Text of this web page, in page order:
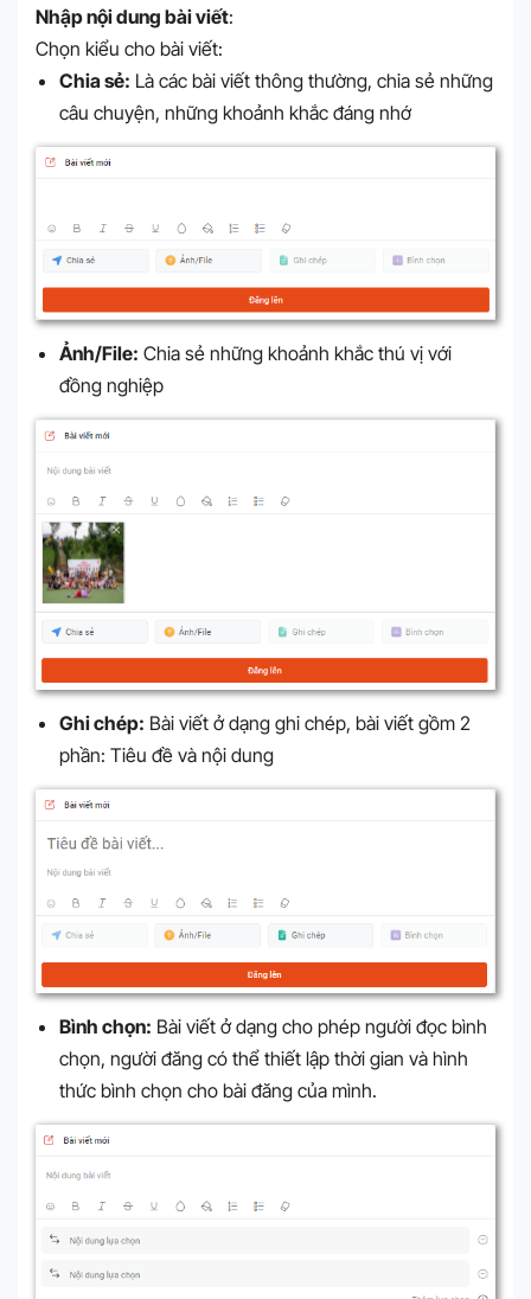
Nhập nội dung bài viết:
Chọn kiểu cho bài viết:
Chia sẻ: Là các bài viết thông thường, chia sẻ những
câu chuyện, những khoảnh khắc đáng nhớ
Ảnh/File: Chia sẻ những khoảnh khắc thú vị với
đồng nghiệp
Ghi chép: Bài viết ở dạng ghi chép, bài viết gồm 2
phần: Tiêu đề và nội dung
Bình chọn: Bài viết ở dạng cho phép người đọc bình
chọn, người đăng có thể thiết lập thời gian và hình
thức bình chọn cho bài đăng của mình.